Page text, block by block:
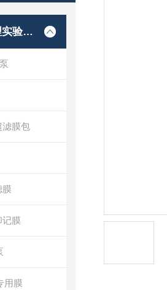
PALL颇尔美国代理实验室过滤产品
滤膜包
膜
记膜
用膜